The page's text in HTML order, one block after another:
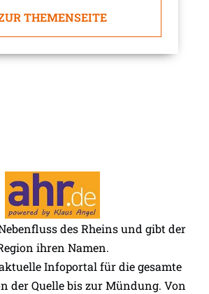
THEMENSEITE
des Rheins und gibt der
ihren Namen.
Infoportal für die gesamte
der Quelle bis zur Mündung. Von